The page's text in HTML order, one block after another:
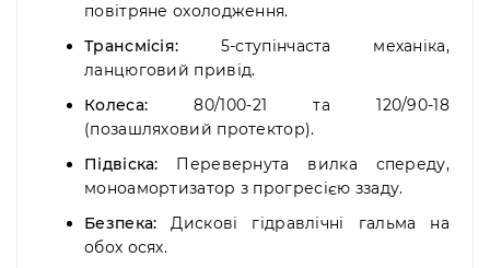
повітряне охолодження.
Трансмісія: 5-ступінчаста механіка,
ланцюговий привід.
Колеса: 80/100-21 та 120/90-18
(позашляховий протектор).
Підвіска: Перевернута вилка спереду,
моноамортизатор з прогресією ззаду.
Безпека: Дискові гідравлічні гальма на
обох осях.